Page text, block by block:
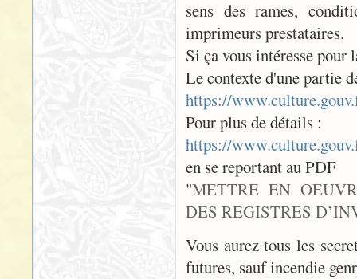
sens des rames,
imprimeurs prestataires.
Si ça vous intéresse pour
Le contexte d'une partie
https://
Pour plus de détails :
https://
en se reportant au PDF
"METTRE EN
DES REGISTRES
Vous aurez tous les
futures, sauf incendie